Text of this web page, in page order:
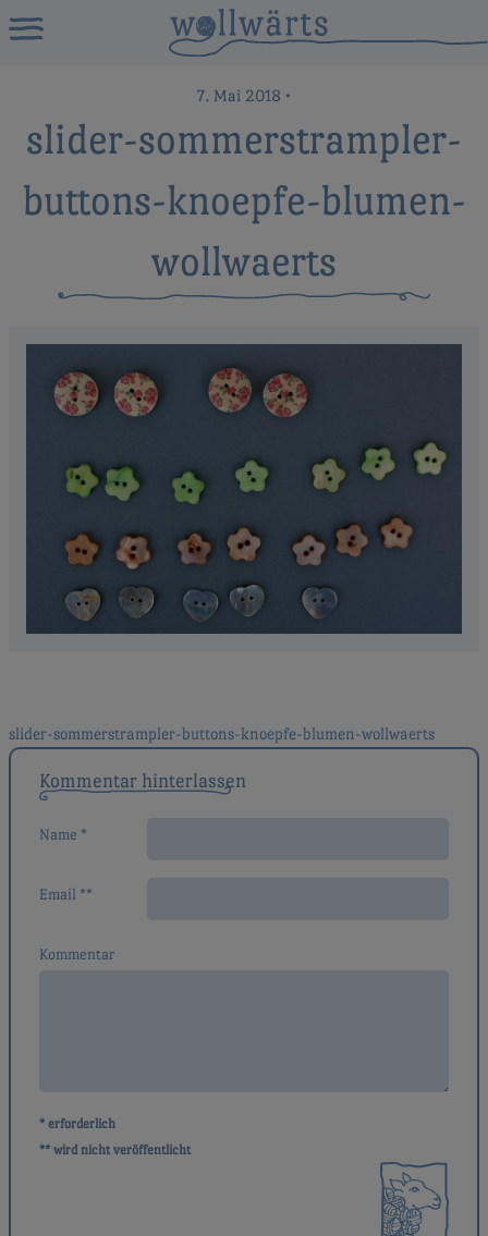
7. Mai 2018 •
slider-sommerstrampler-
buttons-knoepfe-blumen-
wollwaerts
Beitragsnavigation
slider-sommerstrampler-buttons-knoepfe-blumen-wollwaerts
Kommentar hinterlassen
Name *
Email **
Kommentar
* erforderlich
** wird nicht veröffentlicht